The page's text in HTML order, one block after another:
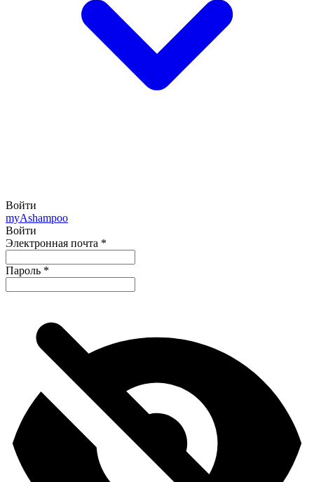
Войти
myAshampoo
Войти
Электронная почта *
Пароль *